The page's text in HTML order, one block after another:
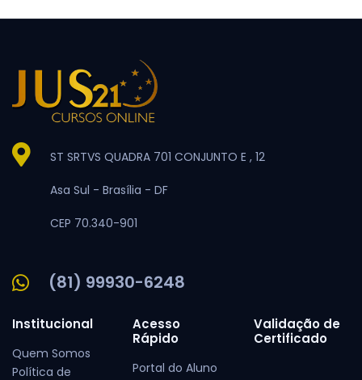
ST SRTVS QUADRA 701 CONJUNTO E , 12
Asa Sul - Brasília - DF
CEP 70.340-901
(81) 99930-6248
Institucional
Quem Somos
Política de
Acesso
Rápido
Portal do Aluno
Validação de
Certificado